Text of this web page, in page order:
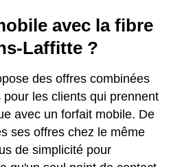
avec la fibre
Laffitte ?
des offres combinées
les clients qui prennent
avec un forfait mobile. De
ses offres chez le même
de simplicité pour